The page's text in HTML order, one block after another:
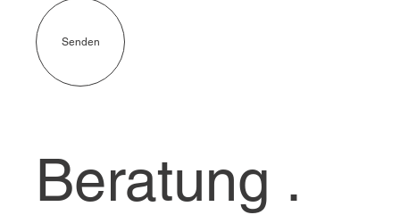
Senden
Beratung .